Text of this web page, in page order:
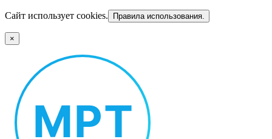
Сайт использует cookies. Правила использования.
×